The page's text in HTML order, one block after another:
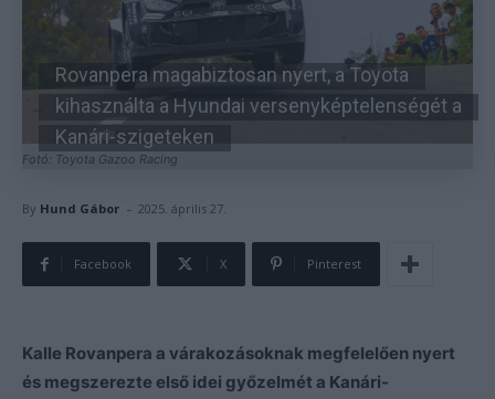
Fotó: Toyota Gazoo Racing
Rovanpera magabiztosan nyert, a Toyota
kihasználta a Hyundai versenyképtelenségét a
Kanári-szigeteken
By Hund Gábor - 2025. április 27.
Facebook X Pinterest
Kalle Rovanpera a várakozásoknak megfelelően nyert
és megszerezte első idei győzelmét a Kanári-